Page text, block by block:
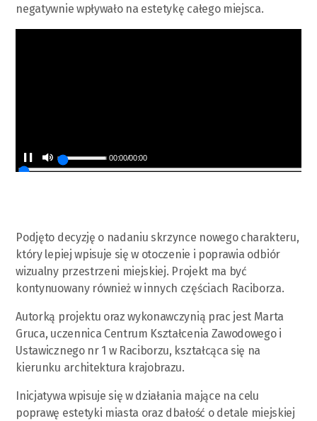
negatywnie wpływało na estetykę całego miejsca.
00:00/00:00
Podjęto decyzję o nadaniu skrzynce nowego charakteru,
który lepiej wpisuje się w otoczenie i poprawia odbiór
wizualny przestrzeni miejskiej. Projekt ma być
kontynuowany również w innych częściach Raciborza.
Autorką projektu oraz wykonawczynią prac jest Marta
Gruca, uczennica Centrum Kształcenia Zawodowego i
Ustawicznego nr 1 w Raciborzu, kształcąca się na
kierunku architektura krajobrazu.
Inicjatywa wpisuje się w działania mające na celu
poprawę estetyki miasta oraz dbałość o detale miejskiej